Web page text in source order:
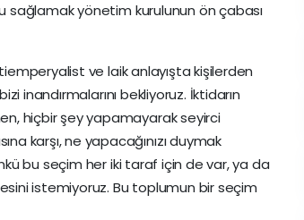
sağlamak yönetim kurulunun ön çabası
ve laik anlayışta kişilerden
inandırmalarını bekliyoruz. İktidarın
hiçbir şey yapamayarak seyirci
karşı, ne yapacağınızı duymak
bu seçim her iki taraf için de var, ya da
istemiyoruz. Bu toplumun bir seçim